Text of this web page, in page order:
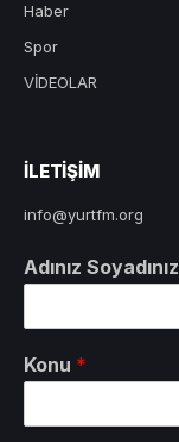
Haber
Spor
VİDEOLAR
ILETIŞIM
info@yurtfm.org
Adınız Soyadınız
Konu *